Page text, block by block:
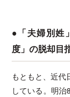
●「夫婦別姓
度」の脱却目
もともと、近代
している。明治